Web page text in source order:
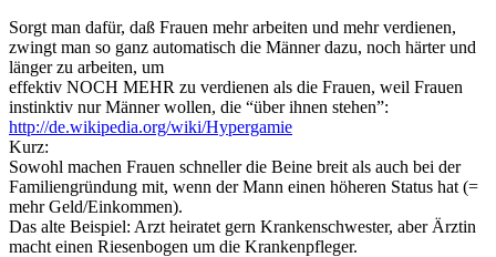
Sorgt man dafür, daß Frauen mehr arbeiten und mehr verdienen,
zwingt man so ganz automatisch die Männer dazu, noch härter und
länger zu arbeiten, um
effektiv NOCH MEHR zu verdienen als die Frauen, weil Frauen
instinktiv nur Männer wollen, die “über ihnen stehen”:
http://de.wikipedia.org/wiki/Hypergamie
Kurz:
Sowohl machen Frauen schneller die Beine breit als auch bei der
Familiengründung mit, wenn der Mann einen höheren Status hat (=
mehr Geld/Einkommen).
Das alte Beispiel: Arzt heiratet gern Krankenschwester, aber Ärztin
macht einen Riesenbogen um die Krankenpfleger.